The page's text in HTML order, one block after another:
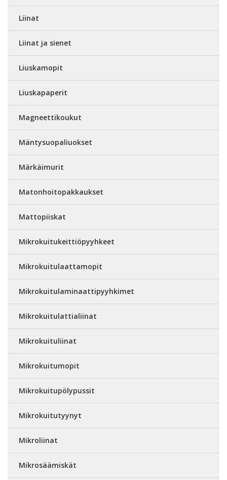
Liinat
Liinat ja sienet
Liuskamopit
Liuskapaperit
Magneettikoukut
Mäntysuopaliuokset
Märkäimurit
Matonhoitopakkaukset
Mattopiiskat
Mikrokuitukeittiöpyyhkeet
Mikrokuitulaattamopit
Mikrokuitulaminaattipyyhkimet
Mikrokuitulattialiinat
Mikrokuituliinat
Mikrokuitumopit
Mikrokuitupölypussit
Mikrokuitutyynyt
Mikroliinat
Mikrosäämiskät